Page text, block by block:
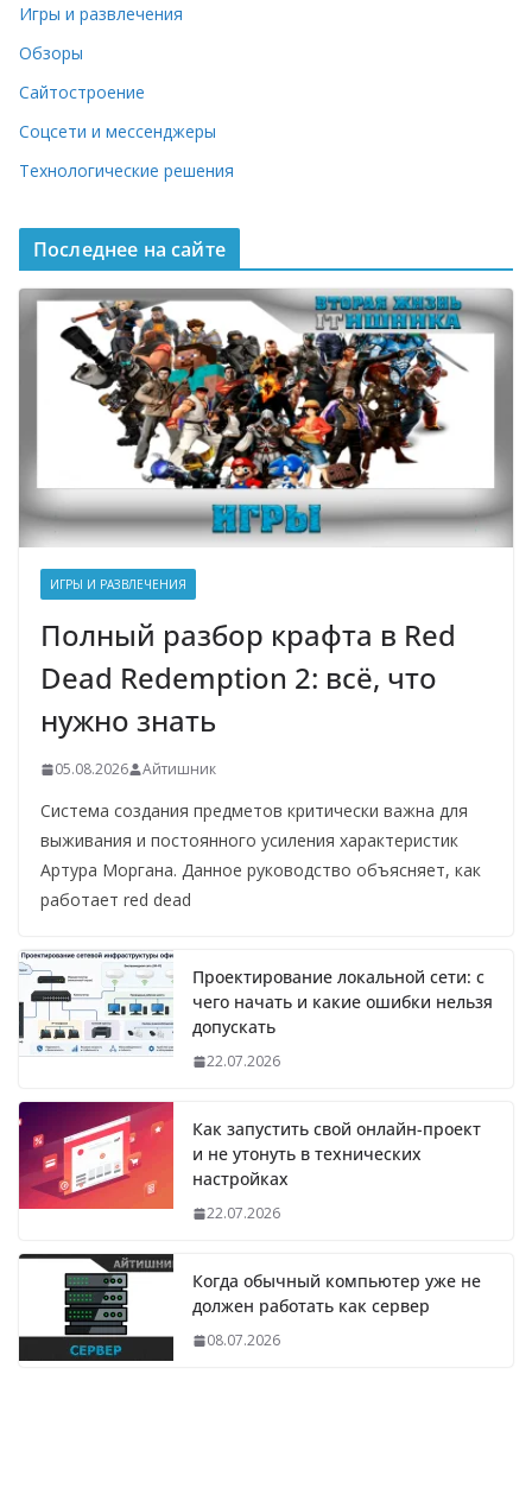
Игры и развлечения
Обзоры
Сайтостроение
Соцсети и мессенджеры
Технологические решения
Последнее на сайте
ИГРЫ И РАЗВЛЕЧЕНИЯ
Полный разбор крафта в Red
Dead Redemption 2: всё, что
нужно знать
05.08.2026 Айтишник
Система создания предметов критически важна для
выживания и постоянного усиления характеристик
Артура Моргана. Данное руководство объясняет, как
работает red dead
Проектирование локальной сети: с
чего начать и какие ошибки нельзя
допускать
22.07.2026
Как запустить свой онлайн-проект
и не утонуть в технических
настройках
22.07.2026
Когда обычный компьютер уже не
должен работать как сервер
08.07.2026